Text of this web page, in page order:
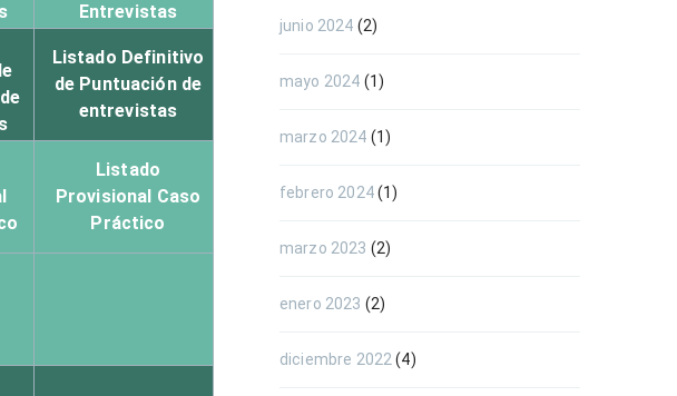
Entrevistas
Listado Definitivo
de Puntuación de
entrevistas
Listado
Provisional Caso
Práctico
junio 2024 (2)
mayo 2024 (1)
marzo 2024 (1)
febrero 2024(1)
marzo 2023 (2)
enero 2023 (2)
diciembre 2022 (4)